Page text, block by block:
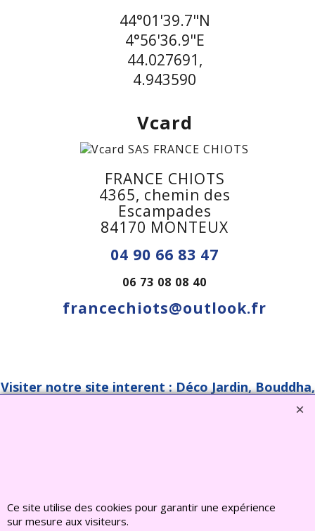
44°01'39.7"N
4°56'36.9"E
44.027691,
4.943590
Vcard
FRANCE CHIOTS
4365, chemin des
Escampades
84170 MONTEUX
04 90 66 83 47
06 73 08 08 40
francechiots@outlook.fr
Visiter notre site interent : Déco Jardin, Bouddha,
Ce site utilise des cookies pour garantir une expérience
sur mesure aux visiteurs.